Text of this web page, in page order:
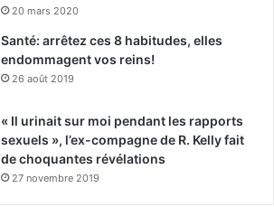
20 mars 2020
Santé: arrêtez ces 8 habitudes, elles
endommagent vos reins!
26 août 2019
« Il urinait sur moi pendant les rapports
sexuels », l’ex-compagne de R. Kelly fait
de choquantes révélations
27 novembre 2019